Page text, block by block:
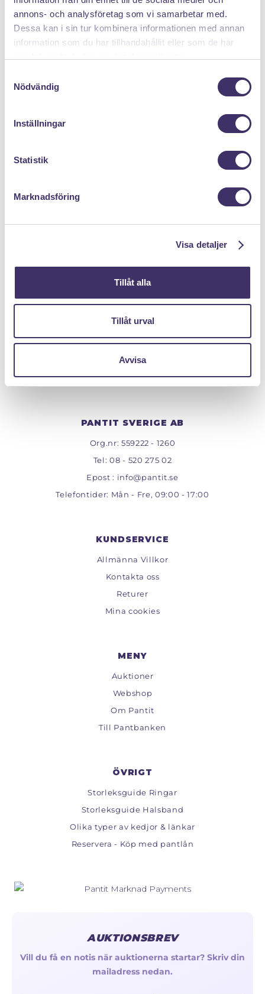
annons- och analysföretag som vi samarbetar med.
Dessa kan i sin tur kombinera informationen med annan
information som du har tillhandahållit eller som de har
Nödvändig
Inställningar
Statistik
Marknadsföring
Visa detaljer
Tillåt alla
Tillåt urval
Avvisa
DÄRFÖR SÄLJER DU MED PANTIT
PANTIT SVERIGE AB
Org.nr: 559222 - 1260
Tel:08 - 520 275 02
Epost : info@pantit.se
Telefontider: Mån - Fre, 09:00 - 17:00
KUNDSERVICE
Allmänna Villkor
Kontakta oss
Returer
Mina cookies
MENY
Auktioner
Webshop
Om Pantit
Till Pantbanken
ÖVRIGT
Storleksguide Ringar
Storleksguide Halsband
Olika typer av kedjor & länkar
Reservera - Köp med pantlån
AUKTIONSBREV
Vill du få en notis när auktionerna startar? Skriv din
mailadress nedan.